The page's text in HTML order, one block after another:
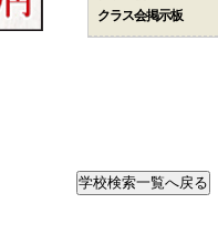
クラス会掲示板